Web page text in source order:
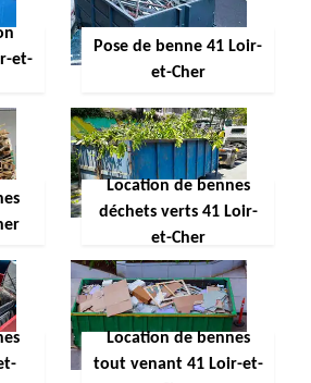
et-
Pose de benne 41 Loir-
et-Cher
Location de bennes
déchets verts 41 Loir-
et-Cher
Location de bennes
tout venant 41 Loir-et-